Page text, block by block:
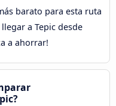
barato para esta ruta
a Tepic desde
a ahorrar!